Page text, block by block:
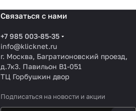
Связаться с нами
+7 985 003-85-35
info@klicknet.ru
г. Москва, Багратионовский проезд,
д.7к3. Павильон B1-051
ТЦ Горбушкин двор
Подписаться на новости и акции